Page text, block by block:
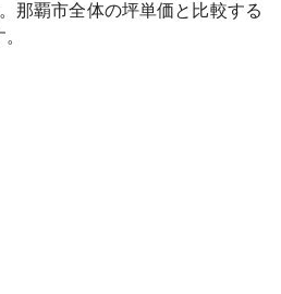
那覇市全体の坪単価と比較する